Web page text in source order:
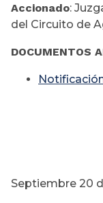
Accionado:
del Circuito de
DOCUMENTOS
Septiembre 20